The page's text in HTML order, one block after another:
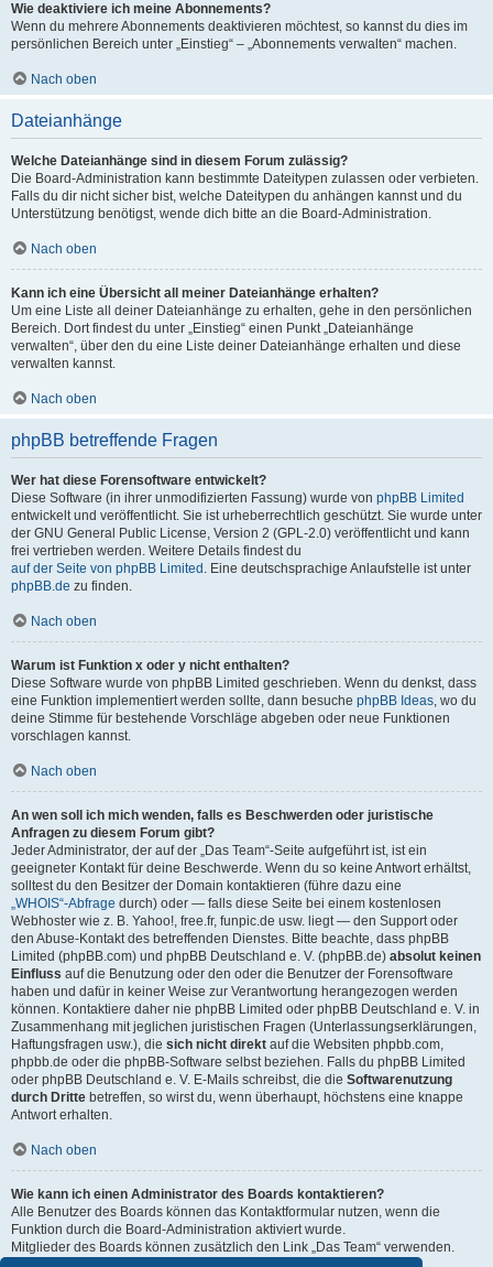
Wie deaktiviere ich meine Abonnements?
Wenn du mehrere Abonnements deaktivieren möchtest, so kannst du dies im
persönlichen Bereich unter „Einstieg“ – „Abonnements verwalten“ machen.
Nach oben
Dateianhänge
Welche Dateianhänge sind in diesem Forum zulässig?
Die Board-Administration kann bestimmte Dateitypen zulassen oder verbieten.
Falls du dir nicht sicher bist, welche Dateitypen du anhängen kannst und du
Unterstützung benötigst, wende dich bitte an die Board-Administration.
Nach oben
Kann ich eine Übersicht all meiner Dateianhänge erhalten?
Um eine Liste all deiner Dateianhänge zu erhalten, gehe in den persönlichen
Bereich. Dort findest du unter „Einstieg“ einen Punkt „Dateianhänge
verwalten“, über den du eine Liste deiner Dateianhänge erhalten und diese
verwalten kannst.
Nach oben
phpBB betreffende Fragen
Wer hat diese Forensoftware entwickelt?
Diese Software (in ihrer unmodifizierten Fassung) wurde von phpBB Limited
entwickelt und veröffentlicht. Sie ist urheberrechtlich geschützt. Sie wurde unter
der GNU General Public License, Version 2 (GPL-2.0) veröffentlicht und kann
frei vertrieben werden. Weitere Details findest du
auf der Seite von phpBB Limited . Eine deutschsprachige Anlaufstelle ist unter
phpBB.de zu finden.
Nach oben
Warum ist Funktion x oder y nicht enthalten?
Diese Software wurde von phpBB Limited geschrieben. Wenn du denkst, dass
eine Funktion implementiert werden sollte, dann besuche phpBB Ideas, wo du
deine Stimme für bestehende Vorschläge abgeben oder neue Funktionen
vorschlagen kannst.
Nach oben
An wen soll ich mich wenden, falls es Beschwerden oder juristische
Anfragen zu diesem Forum gibt?
Jeder Administrator, der auf der „Das Team“-Seite aufgeführt ist, ist ein
geeigneter Kontakt für deine Beschwerde. Wenn du so keine Antwort erhältst,
solltest du den Besitzer der Domain kontaktieren (führe dazu eine
„WHOIS“-Abfrage durch) oder — falls diese Seite bei einem kostenlosen
Webhoster wie z. B. Yahoo!, free.fr, funpic.de usw. liegt — den Support oder
den Abuse-Kontakt des betreffenden Dienstes. Bitte beachte, dass phpBB
Limited (phpBB.com) und phpBB Deutschland e. V. (phpBB.de) absolut keinen
Einfluss auf die Benutzung oder den oder die Benutzer der Forensoftware
haben und dafür in keiner Weise zur Verantwortung herangezogen werden
können. Kontaktiere daher nie phpBB Limited oder phpBB Deutschland e. V. in
Zusammenhang mit jeglichen juristischen Fragen (Unterlassungserklärungen,
Haftungsfragen usw.), die sich nicht direkt auf die Websiten phpbb.com,
phpbb.de oder die phpBB-Software selbst beziehen. Falls du phpBB Limited
oder phpBB Deutschland e. V. E-Mails schreibst, die die Softwarenutzung
durch Dritte betreffen, so wirst du, wenn überhaupt, höchstens eine knappe
Antwort erhalten.
Nach oben
Wie kann ich einen Administrator des Boards kontaktieren?
Alle Benutzer des Boards können das Kontaktformular nutzen, wenn die
Funktion durch die Board-Administration aktiviert wurde.
Mitglieder des Boards können zusätzlich den Link „Das Team“ verwenden.